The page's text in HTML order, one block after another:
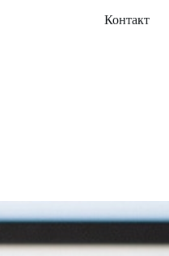
Контакт